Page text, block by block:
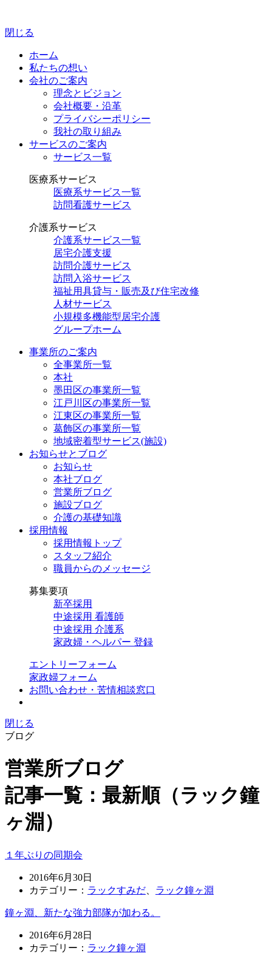
閉じる
ホーム
私たちの想い
会社のご案内
理念とビジョン
会社概要・沿革
プライバシーポリシー
我社の取り組み
サービスのご案内
サービス一覧
医療系サービス
医療系サービス一覧
訪問看護サービス
介護系サービス
介護系サービス一覧
居宅介護支援
訪問介護サービス
訪問入浴サービス
福祉用具貸与・販売及び住宅改修
人材サービス
小規模多機能型居宅介護
グループホーム
事業所のご案内
全事業所一覧
本社
墨田区の事業所一覧
江戸川区の事業所一覧
江東区の事業所一覧
葛飾区の事業所一覧
地域密着型サービス(施設)
お知らせとブログ
お知らせ
本社ブログ
営業所ブログ
施設ブログ
介護の基礎知識
採用情報
採用情報トップ
スタッフ紹介
職員からのメッセージ
募集要項
新卒採用
中途採用 看護師
中途採用 介護系
家政婦・ヘルパー 登録
エントリーフォーム
家政婦フォーム
お問い合わせ・苦情相談窓口
閉じる
ブログ
営業所ブログ
記事一覧：最新順（ラック鐘
ヶ淵）
１年ぶりの同期会
2016年6月30日
カテゴリー： ラックすみだ ラック鐘ヶ淵
鐘ヶ淵、新たな強力部隊が加わる。
2016年6月28日
カテゴリー： ラック鐘ヶ淵